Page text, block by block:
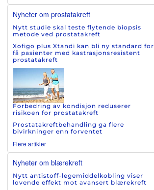
Nyheter om prostatakreft
Nytt studie skal teste flytende biopsis
metode ved prostatakreft
Xofigo plus Xtandi kan bli ny standard for
få pasienter med kastrasjonsresistent
prostatakreft
Forbedring av kondisjon reduserer
risikoen for prostatakreft
Prostatakreftbehandling ga flere
bivirkninger enn forventet
Flere artikler
Nyheter om blærekreft
Nytt antistoff-legemiddelkobling viser
lovende effekt mot avansert blærekreft